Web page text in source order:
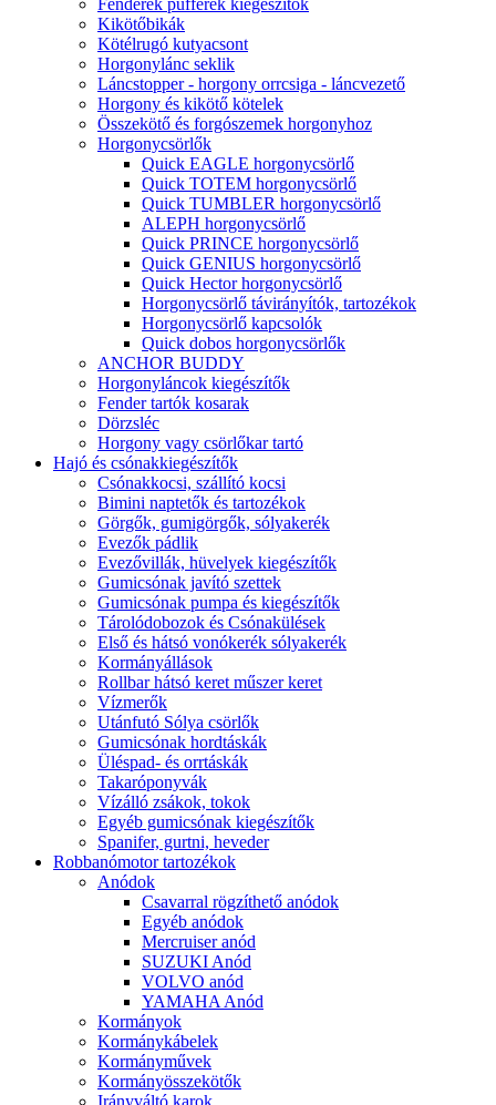
Fenderek pufferek kiegészítők
Kikötőbikák
Kötélrugó kutyacsont
Horgonylánc seklik
Láncstopper - horgony orrcsiga - láncvezető
Horgony és kikötő kötelek
Összekötő és forgószemek horgonyhoz
Horgonycsörlők
Quick EAGLE horgonycsörlő
Quick TOTEM horgonycsörlő
Quick TUMBLER horgonycsörlő
ALEPH horgonycsörlő
Quick PRINCE horgonycsörlő
Quick GENIUS horgonycsörlő
Quick Hector horgonycsörlő
Horgonycsörlő távirányítók, tartozékok
Horgonycsörlő kapcsolók
Quick dobos horgonycsörlők
ANCHOR BUDDY
Horgonyláncok kiegészítők
Fender tartók kosarak
Dörzsléc
Horgony vagy csörlőkar tartó
Hajó és csónakkiegészítők
Csónakkocsi, szállító kocsi
Bimini naptetők és tartozékok
Görgők, gumigörgők, sólyakerék
Evezők pádlik
Evezővillák, hüvelyek kiegészítők
Gumicsónak javító szettek
Gumicsónak pumpa és kiegészítők
Tárolódobozok és Csónakülések
Első és hátsó vonókerék sólyakerék
Kormányállások
Rollbar hátsó keret műszer keret
Vízmerők
Utánfutó Sólya csörlők
Gumicsónak hordtáskák
Üléspad- és orrtáskák
Takaróponyvák
Vízálló zsákok, tokok
Egyéb gumicsónak kiegészítők
Spanifer, gurtni, heveder
Robbanómotor tartozékok
Anódok
Csavarral rögzíthető anódok
Egyéb anódok
Mercruiser anód
SUZUKI Anód
VOLVO anód
YAMAHA Anód
Kormányok
Kormánykábelek
Kormányművek
Kormányösszekötők